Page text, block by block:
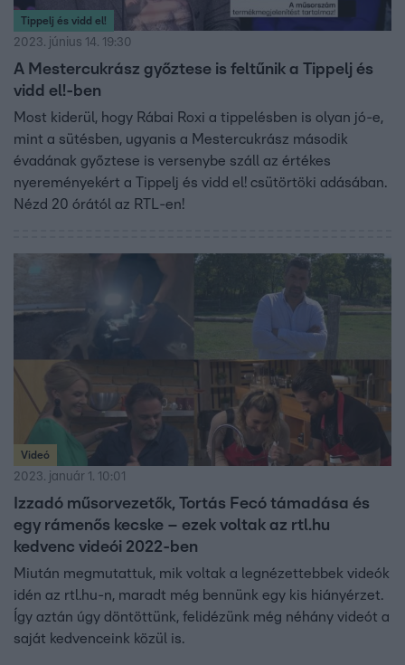
Tippelj és vidd el!
2023. június 14. 19:30
A Mestercukrász győztese is feltűnik a Tippelj és
vidd el!-ben
Most kiderül, hogy Rábai Roxi a tippelésben is olyan jó-e,
mint a sütésben, ugyanis a Mestercukrász második
évadának győztese is versenybe száll az értékes
nyereményekért a Tippelj és vidd el! csütörtöki adásában.
Nézd 20 órától az RTL-en!
Videó
2023. január 1. 10:01
Izzadó műsorvezetők, Tortás Fecó támadása és
egy rámenős kecske – ezek voltak az rtl.hu
kedvenc videói 2022-ben
Miután megmutattuk, mik voltak a legnézettebbek videók
idén az rtl.hu-n, maradt még bennünk egy kis hiányérzet.
Így aztán úgy döntöttünk, felidézünk még néhány videót a
saját kedvenceink közül is.